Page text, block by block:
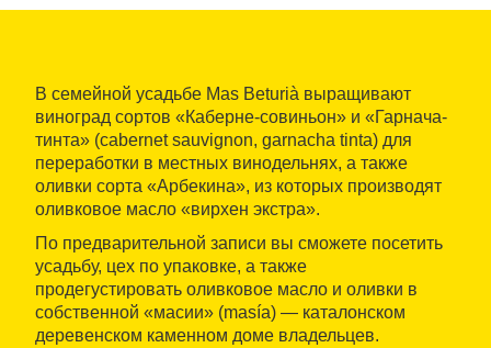
В семейной усадьбе Mas Beturià выращивают
виноград сортов «Каберне-совиньон» и «Гарнача-
тинта» (cabernet sauvignon, garnacha tinta) для
переработки в местных винодельнях, а также
оливки сорта «Арбекина», из которых производят
оливковое масло «вирхен экстра».
По предварительной записи вы сможете посетить
усадьбу, цех по упаковке, а также
продегустировать оливковое масло и оливки в
собственной «масии» (masía) — каталонском
деревенском каменном доме владельцев.